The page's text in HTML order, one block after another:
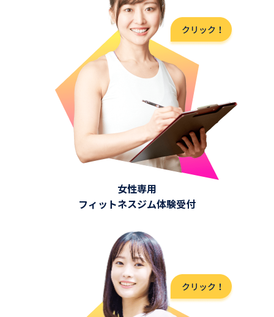
女性専用
フィットネスジム体験受付